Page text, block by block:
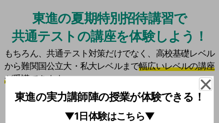
東進の実力講師陣の授業が体験できる！
▼1日体験はこちら▼
テム」を題材にした問題。
東進の夏期特別招待講習で
共通テストの講座を体験しよう！
もちろん、共通テスト対策だけでなく、高校基礎レベル
から難関国公立大・私大レベルまで幅広いレベルの講座
が受講できます。